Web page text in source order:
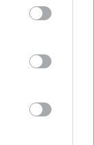
may click to
tags to
Google
be először a
után a
A
által
mutatják be